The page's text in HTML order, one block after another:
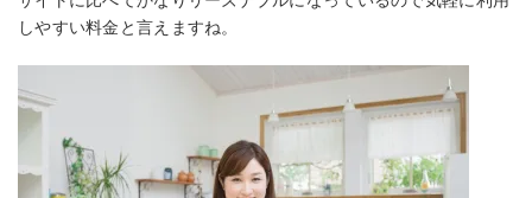
しやすい料金と言えますね。